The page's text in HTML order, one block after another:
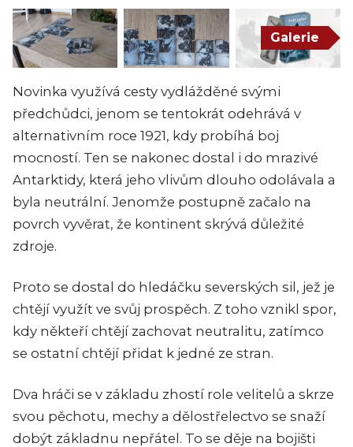
Galerie
Novinka využívá cesty vydlážděné svými
předchůdci, jenom se tentokrát odehrává v
alternativním roce 1921, kdy probíhá boj
mocností. Ten se nakonec dostal i do mrazivé
Antarktidy, která jeho vlivům dlouho odolávala a
byla neutrální. Jenomže postupně začalo na
povrch vyvěrat, že kontinent skrývá důležité
zdroje.
Proto se dostal do hledáčku severských sil, jež je
chtějí využít ve svůj prospěch. Z toho vznikl spor,
kdy někteří chtějí zachovat neutralitu, zatímco
se ostatní chtějí přidat k jedné ze stran.
Dva hráči se v základu zhostí role velitelů a skrze
svou pěchotu, mechy a dělostřelectvo se snaží
dobýt základnu nepřátel. To se děje na bojišti